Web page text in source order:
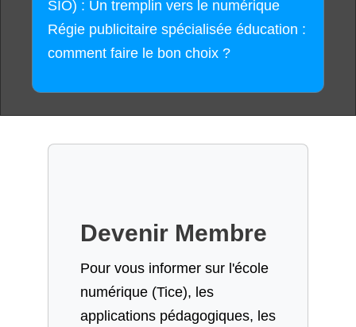
SIO) : Un tremplin vers le numérique
Régie publicitaire spécialisée éducation :
comment faire le bon choix ?
Devenir Membre
Pour vous informer sur l'école
numérique (Tice), les
applications pédagogiques, les